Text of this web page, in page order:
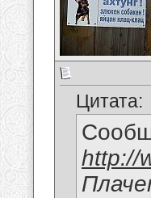
Цитата:
http://